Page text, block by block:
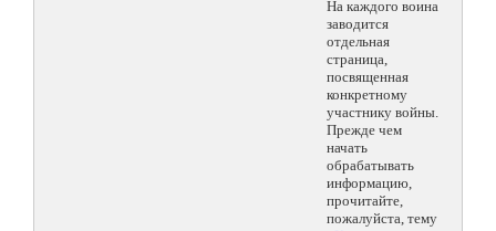
На каждого воина
заводится
отдельная
страница,
посвященная
конкретному
участнику войны.
Прежде чем
начать
обрабатывать
информацию,
прочитайте,
пожалуйста, тему